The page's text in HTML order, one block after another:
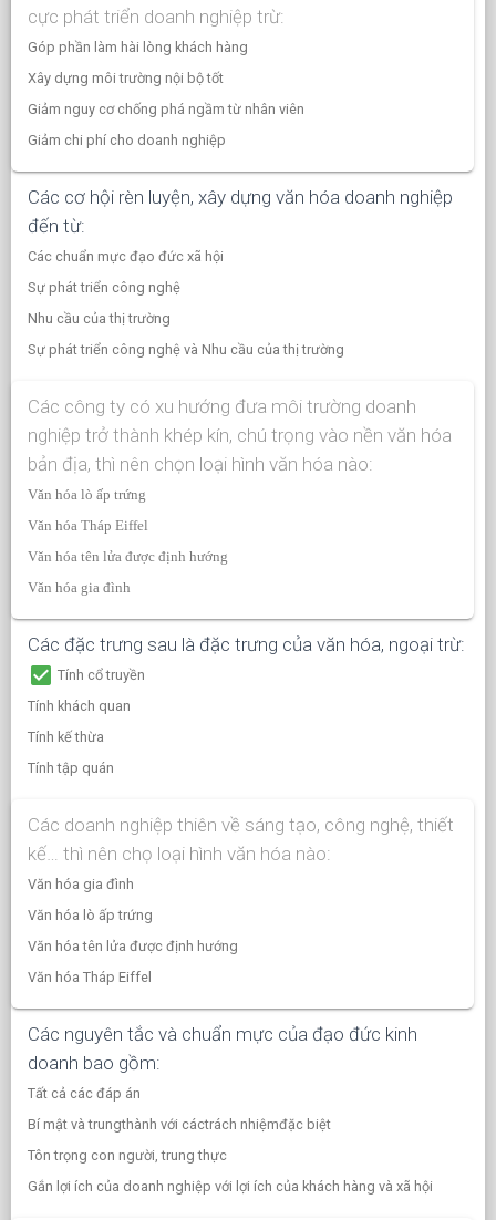
cực phát triển doanh nghiệp trừ:
Góp phần làm hài lòng khách hàng
Xây dựng môi trường nội bộ tốt
Giảm nguy cơ chống phá ngầm từ nhân viên
Giảm chi phí cho doanh nghiệp
Các cơ hội rèn luyện, xây dựng văn hóa doanh nghiệp
đến từ:
Các chuẩn mực đạo đức xã hội
Sự phát triển công nghệ
Nhu cầu của thị trường
Sự phát triển công nghệ và Nhu cầu của thị trường
Các công ty có xu hướng đưa môi trường doanh
nghiệp trở thành khép kín, chú trọng vào nền văn hóa
bản địa, thì nên chọn loại hình văn hóa nào:
Văn hóa lò ấp trứng
Văn hóa Tháp Eiffel
Văn hóa tên lửa được định hướng
Văn hóa gia đình
Các đặc trưng sau là đặc trưng của văn hóa, ngoại trừ:
check_box Tính cổ truyền
Tính khách quan
Tính kế thừa
Tính tập quán
Các doanh nghiệp thiên về sáng tạo, công nghệ, thiết
kế… thì nên chọ loại hình văn hóa nào:
Văn hóa gia đình
Văn hóa lò ấp trứng
Văn hóa tên lửa được định hướng
Văn hóa Tháp Eiffel
Các nguyên tắc và chuẩn mực của đạo đức kinh
doanh bao gồm:
Tất cả các đáp án
Bí mật và trungthành với cáctrách nhiệmđặc biệt
Tôn trọng con người, trung thực
Gắn lợi ích của doanh nghiệp với lợi ích của khách hàng và xã hội